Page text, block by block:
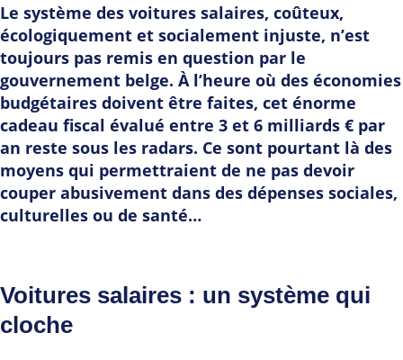
Le système des voitures salaires, coûteux,
écologiquement et socialement injuste, n’est
toujours pas remis en question par le
gouvernement belge. À l’heure où des économies
budgétaires doivent être faites, cet énorme
cadeau fiscal évalué entre 3 et 6 milliards € par
an reste sous les radars. Ce sont pourtant là des
moyens qui permettraient de ne pas devoir
couper abusivement dans des dépenses sociales,
culturelles ou de santé…
Voitures salaires : un système qui
cloche